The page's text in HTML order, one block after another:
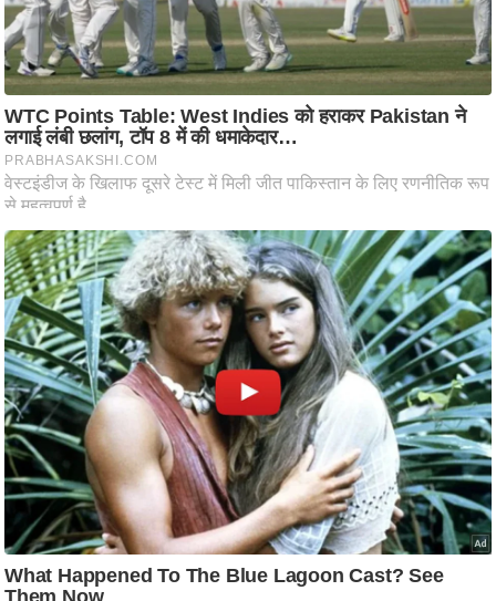
ध
र्म
ज्यो
ति
ष
प्र
भु
म
हि
मा
/
ध
र्म
स्थ
ल
व्र
त
त्यो
हा
र